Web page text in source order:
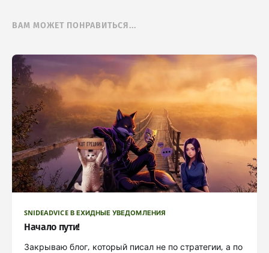
ВАМ МОЖЕТ ПОНРАВИТЬСЯ...
SNIDEADVICE В ЕХИДНЫЕ УВЕДОМЛЕНИЯ
Начало пути!
Закрываю блог, который писал не по стратегии, а по